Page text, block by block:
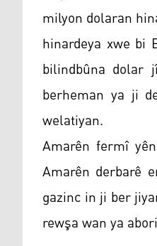
milyon dolaran
hinardeya xwe bi
bilindbûna dolar
berheman ya ji
welatiyan.
Amarên fermî
Amarên derbarê
gazinc in ji ber
rewşa wan ya